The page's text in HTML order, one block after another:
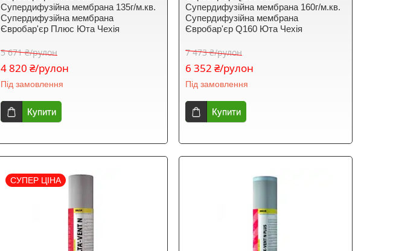
Супердифузійна мембрана 135г/м.кв.
Супердифузійна мембрана
Євробар'єр Плюс Юта Чехія
5 671 ₴/рулон
4 820 ₴/рулон
Під замовлення
Купити
Супердифузійна мембрана 160г/м.кв.
Супердифузійна мембрана
Євробар'єр Q160 Юта Чехія
7 473 ₴/рулон
6 352 ₴/рулон
Під замовлення
Купити
СУПЕР ЦІНА